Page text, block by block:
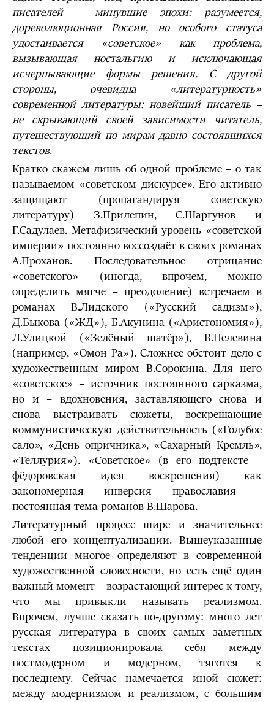
писателей – минувшие эпохи: разумеется,
дореволюционная Россия, но особого статуса
удостаивается «советское» как проблема,
вызывающая ностальгию и исключающая
исчерпывающие формы решения. С другой
стороны, очевидна «литературность»
современной литературы: новейший писатель –
не скрывающий своей зависимости читатель,
путешествующий по мирам давно состоявшихся
текстов.
Кратко скажем лишь об одной проблеме – о так
называемом «советском дискурсе». Его активно
защищают (пропагандируя советскую
литературу) З.Прилепин, С.Шаргунов и
Г.Садулаев. Метафизический уровень «советской
империи» постоянно воссоздаёт в своих романах
А.Проханов. Последовательное отрицание
«советского» (иногда, впрочем, можно
определить мягче – преодоление) встречаем в
романах В.Лидского («Русский садизм»),
Д.Быкова («ЖД»), Б.Акунина («Аристономия»),
Л.Улицкой («Зелёный шатёр»), В.Пелевина
(например, «Омон Ра»). Сложнее обстоит дело с
художественным миром В.Сорокина. Для него
«советское» – источник постоянного сарказма,
но и – вдохновения, заставляющего снова и
снова выстраивать сюжеты, воскрешающие
коммунистическую действительность («Голубое
сало», «День опричника», «Сахарный Кремль»,
«Теллурия»). «Советское» (в его подтексте –
фёдоровская идея воскрешения) как
закономерная инверсия православия –
постоянная тема романов В.Шарова.
Литературный процесс шире и значительнее
любой его концептуализации. Вышеуказанные
тенденции многое определяют в современной
художественной словесности, но есть ещё один
важный момент – возрастающий интерес к тому,
что мы привыкли называть реализмом.
Впрочем, лучше сказать по-другому: много лет
русская литература в своих самых заметных
текстах позиционировала себя между
постмодерном и модерном, тяготея к
последнему. Сейчас намечается иной сюжет:
между модернизмом и реализмом, с большим